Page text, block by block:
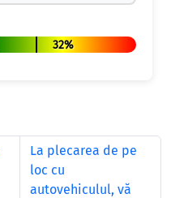
32%
La plecarea de pe
loc cu
autovehiculul, vă